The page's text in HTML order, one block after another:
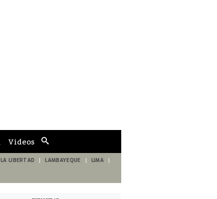
de
búsqueda
Videos
LA LIBERTAD LAMBAYEQUE LIMA